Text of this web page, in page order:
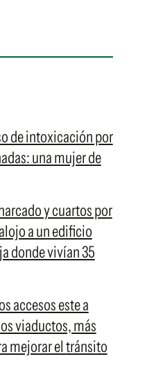
de intoxicación por
una mujer de
y cuartos por
a un edificio
donde vivían 35
accesos este a
viaductos, más
mejorar el tránsito